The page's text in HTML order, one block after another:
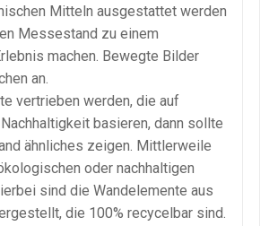
Mitteln ausgestattet werden
Messestand zu einem
machen. Bewegte Bilder
an.
vertrieben werden, die auf
basieren, dann sollte
ähnliches zeigen. Mittlerweile
oder nachhaltigen
sind die Wandelemente aus
die 100% recycelbar sind.